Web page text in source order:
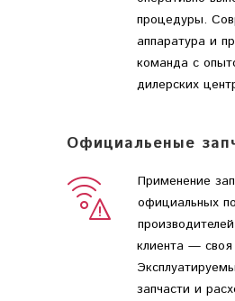
процедуры.
аппаратура и
команда с
дилерских
Официальеные
Применение
официальных
клиента — своя
запчасти и